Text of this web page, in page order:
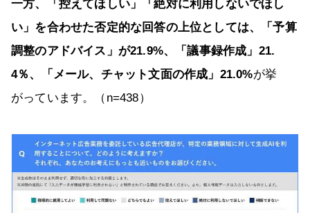
一方、「控えてほしい」「絶対に利用しないでほし
い」を合わせた否定的な回答の上位としては、「予算
調整のアドバイス」が21.9%、「議事録作成」21.
4％、「メール、チャット文面の作成」21.0%が挙
がっています。（n=438）